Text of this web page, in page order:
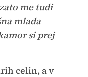
me tudi
mlada
si prej
celin, a v